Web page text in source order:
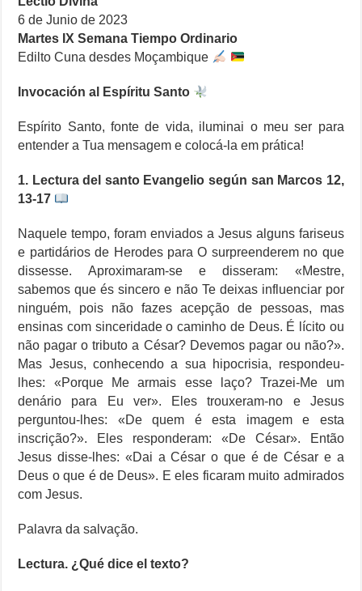
6 de Junio de 2023
Martes IX Semana Tiempo Ordinario
Edilto Cuna desdes Moçambique
Invocación al Espíritu Santo
Espírito Santo, fonte de vida, iluminai o meu ser para
entender a Tua mensagem e colocá-la em prática!
1. Lectura del santo Evangelio según san Marcos 12,
13-17
Naquele tempo, foram enviados a Jesus alguns fariseus
e partidários de Herodes para O surpreenderem no que
dissesse. Aproximaram-se e disseram: «Mestre,
sabemos que és sincero e não Te deixas influenciar por
ninguém, pois não fazes acepção de pessoas, mas
ensinas com sinceridade o caminho de Deus. É lícito ou
não pagar o tributo a César? Devemos pagar ou não?».
Mas Jesus, conhecendo a sua hipocrisia, respondeu-
lhes: «Porque Me armais esse laço? Trazei-Me um
denário para Eu ver». Eles trouxeram-no e Jesus
perguntou-lhes: «De quem é esta imagem e esta
inscrição?». Eles responderam: «De César». Então
Jesus disse-lhes: «Dai a César o que é de César e a
Deus o que é de Deus». E eles ficaram muito admirados
com Jesus.
Palavra da salvação.
Lectura. ¿Qué dice el texto?